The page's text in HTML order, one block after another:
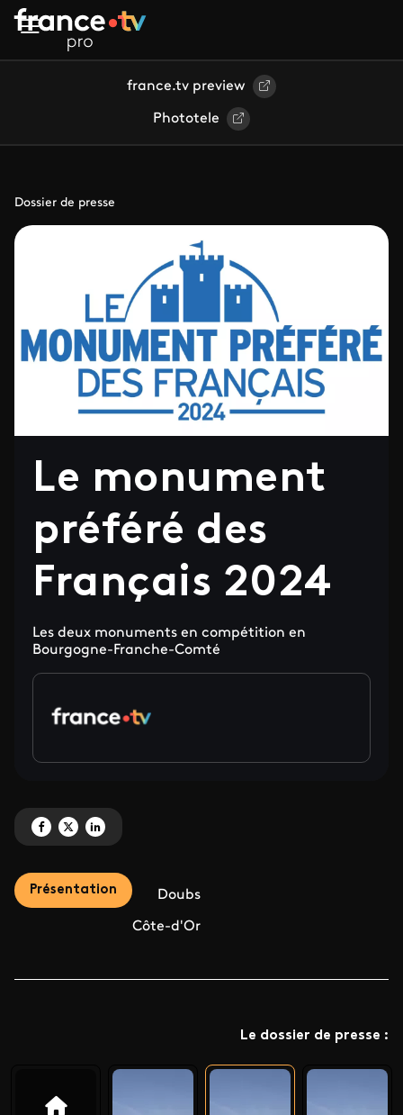
Aller au contenu principal
france.tv preview
Phototele
Dossier de presse
Le monument
préféré des
Français 2024
Les deux monuments en compétition en
Bourgogne-Franche-Comté
Partagez 'Le monument préféré des Français 2024' sur Facebook
Partagez 'Le monument préféré des Français 2024' sur X
Partagez 'Le monument préféré des Français 2024' sur LinkedIn
Présentation Doubs
Côte-d'Or
Le dossier de presse :